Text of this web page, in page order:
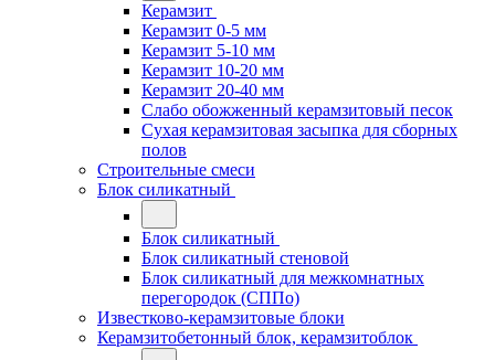
Керамзит
Керамзит 0-5 мм
Керамзит 5-10 мм
Керамзит 10-20 мм
Керамзит 20-40 мм
Слабо обожженный керамзитовый песок
Сухая керамзитовая засыпка для сборных
полов
Строительные смеси
Блок силикатный
Блок силикатный
Блок силикатный стеновой
Блок силикатный для межкомнатных
перегородок (СППо)
Известково-керамзитовые блоки
Керамзитобетонный блок, керамзитоблок